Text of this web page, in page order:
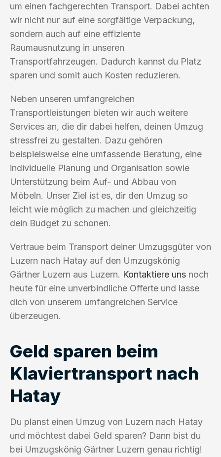
um einen fachgerechten Transport. Dabei achten
wir nicht nur auf eine sorgfältige Verpackung,
sondern auch auf eine effiziente
Raumausnutzung in unseren
Transportfahrzeugen. Dadurch kannst du Platz
sparen und somit auch Kosten reduzieren.
Neben unseren umfangreichen
Transportleistungen bieten wir auch weitere
Services an, die dir dabei helfen, deinen Umzug
stressfrei zu gestalten. Dazu gehören
beispielsweise eine umfassende Beratung, eine
individuelle Planung und Organisation sowie
Unterstützung beim Auf- und Abbau von
Möbeln. Unser Ziel ist es, dir den Umzug so
leicht wie möglich zu machen und gleichzeitig
dein Budget zu schonen.
Vertraue beim Transport deiner Umzugsgüter von
Luzern nach Hatay auf den Umzugskönig
Gärtner Luzern aus Luzern. Kontaktiere uns noch
heute für eine unverbindliche Offerte und lasse
dich von unserem umfangreichen Service
überzeugen.
Geld sparen beim
Klaviertransport nach
Hatay
Du planst einen Umzug von Luzern nach Hatay
und möchtest dabei Geld sparen? Dann bist du
bei Umzugskönig Gärtner Luzern genau richtig!